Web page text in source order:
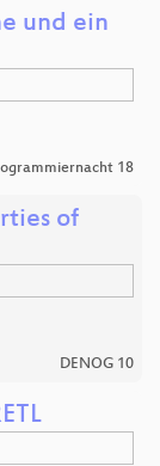
und ein
18
of
DENOG 10